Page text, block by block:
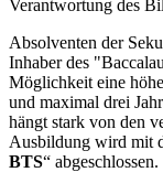
Verantwortung des
Absolventen der
Inhaber des
Möglichkeit eine
und maximal drei
hängt stark von den
Ausbildung wird mit
BTS“ abgeschlossen.